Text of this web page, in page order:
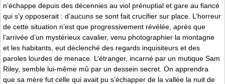
n’échappe depuis des décennies au viol prénuptial et gare au fiancé
qui s’y opposerait : d’aucuns se sont fait crucifier sur place. L’horreur
de cette situation n’est que progressivement révélée, après que
l’arrivée d’un mystérieux cavalier, venu photographier la montagne
et les habitants, eut déclenché des regards inquisiteurs et des
paroles lourdes de menace. L’étranger, incarné par un mutique Sam
Riley, semble lui-même mû par un dessein secret. On apprendra
que sa mère fut celle qui avait pu s’échapper de la vallée la nuit de